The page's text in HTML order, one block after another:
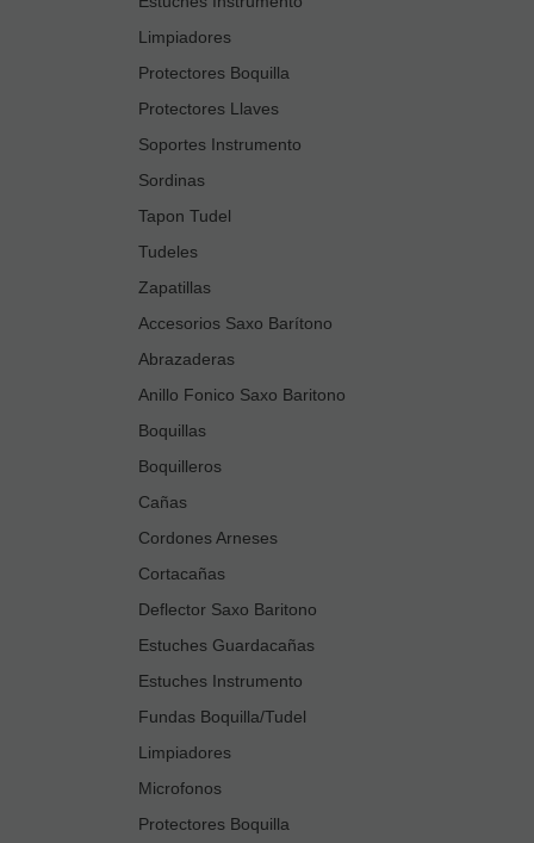
Limpiadores
Protectores Boquilla
Protectores Llaves
Soportes Instrumento
Sordinas
Tapon Tudel
Tudeles
Zapatillas
Accesorios Saxo Barítono
Abrazaderas
Anillo Fonico Saxo Baritono
Boquillas
Boquilleros
Cañas
Cordones Arneses
Cortacañas
Deflector Saxo Baritono
Estuches Guardacañas
Estuches Instrumento
Fundas Boquilla/Tudel
Limpiadores
Microfonos
Protectores Boquilla